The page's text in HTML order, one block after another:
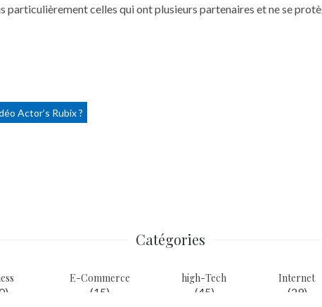
particulièrement celles qui ont plusieurs partenaires et ne se
Actor’s Rubix ?
Catégories
E-Commerce
(15)
high-Tech
(45)
Internet
(29)